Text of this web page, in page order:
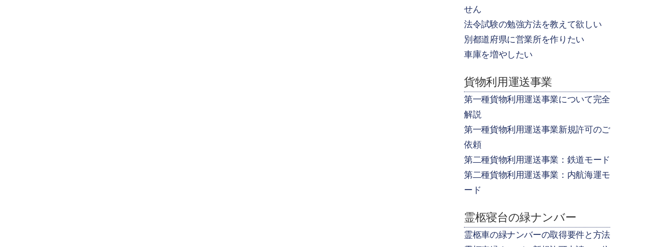
せん
法令試験の勉強方法を教えて欲しい
別都道府県に営業所を作りたい
車庫を増やしたい
貨物利用運送事業
第一種貨物利用運送事業について完全
解説
第一種貨物利用運送事業新規許可のご
依頼
第二種貨物利用運送事業：鉄道モード
第二種貨物利用運送事業：内航海運モ
ード
霊柩寝台の緑ナンバー
霊柩車の緑ナンバーの取得要件と方法